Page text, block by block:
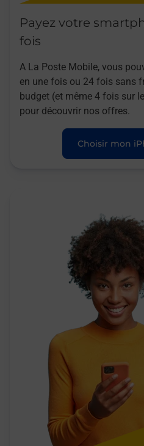
Payez votre
fois
A La Poste Mobile, vous
en une fois ou 24 fois sans
budget (et même 4 fois sur
pour découvrir nos offres.
Choisir mon